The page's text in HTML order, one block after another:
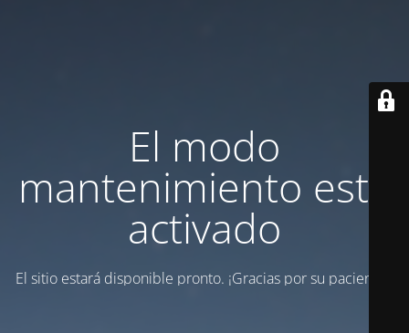
El modo
mantenimiento está
activado
El sitio estará disponible pronto. ¡Gracias por su paciencia!